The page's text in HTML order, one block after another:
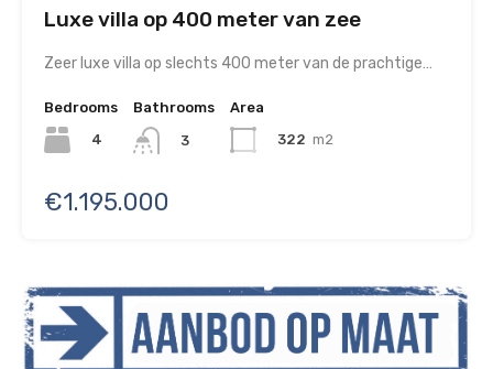
Luxe villa op 400 meter van zee
Zeer luxe villa op slechts 400 meter van de prachtige…
Bedrooms
4
Bathrooms
3
Area
322 m2
€1.195.000